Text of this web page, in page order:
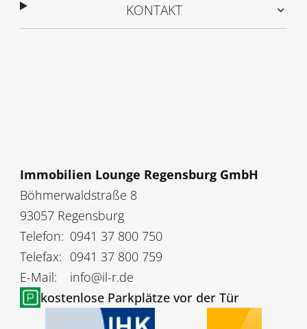
KONTAKT
Immobilien Lounge Regensburg GmbH
Böhmerwaldstraße 8
93057 Regensburg
Telefon: 0941 37 800 750
Telefax: 0941 37 800 759
E-Mail:
info@il-r.de
kostenlose Parkplätze vor der Tür